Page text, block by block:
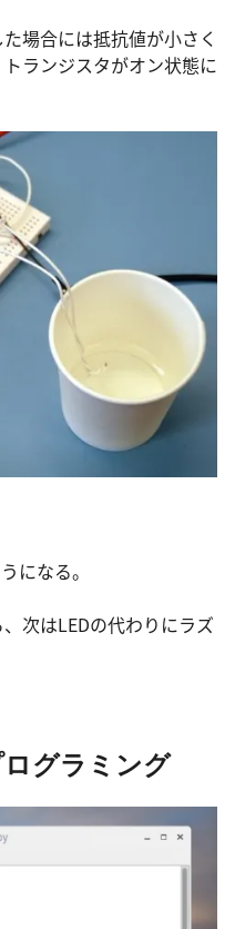
場合には抵抗値が小さく
ランジスタがオン状態に
になる。
次はLEDの代わりにラズ
グラミング